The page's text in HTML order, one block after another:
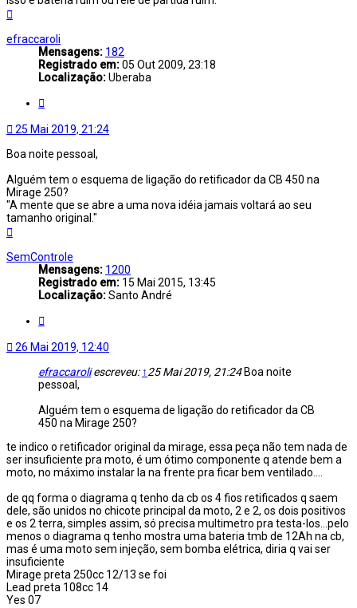
topo
efraccaroli
Mensagens: 182
Registrado em:05 Out 2009, 23:18
Localização:Uberaba
25 Mai 2019, 21:24
Boa noite pessoal,
Alguém tem o esquema de ligação do retificador da CB 450 na
Mirage 250?
"A mente que se abre a uma nova idéia jamais voltará ao seu
tamanho original."
topo
SemControle
Mensagens: 1200
Registrado em: 15 Mai 2015, 13:45
Localização:Santo André
26 Mai 2019, 12:40
efraccaroliescreveu: ↑25 Mai 2019, 21:24Boa noite
pessoal,
Alguém tem o esquema de ligação do retificador da CB
450 na Mirage 250?
te indico o retificador original da mirage, essa peça não tem nada de
ser insuficiente pra moto, é um ótimo componente q atende bem a
moto, no máximo instalar la na frente pra ficar bem ventilado....
de qq forma o diagrama q tenho da cb os 4 fios retificados q saem
dele, são unidos no chicote principal da moto, 2 e 2, os dois positivos
e os 2 terra, simples assim, só precisa multimetro pra testa-los...pelo
menos o diagrama q tenho mostra uma bateria tmb de 12Ah na cb,
mas é uma moto sem injeção, sem bomba elétrica, diria q vai ser
insuficiente
Mirage preta 250cc 12/13 se foi
Lead preta 108cc 14
Yes 07